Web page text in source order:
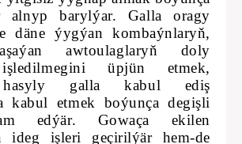
alnyp barylýar. Galla oragy
däne ýygýan kombaýnlaryň,
awtoulaglaryň doly
üpjün etmek,
hasyly galla kabul ediş
kabul etmek boýunça degişli
edýär. Gowaça ekilen
ideg işleri geçirilýär hem-de